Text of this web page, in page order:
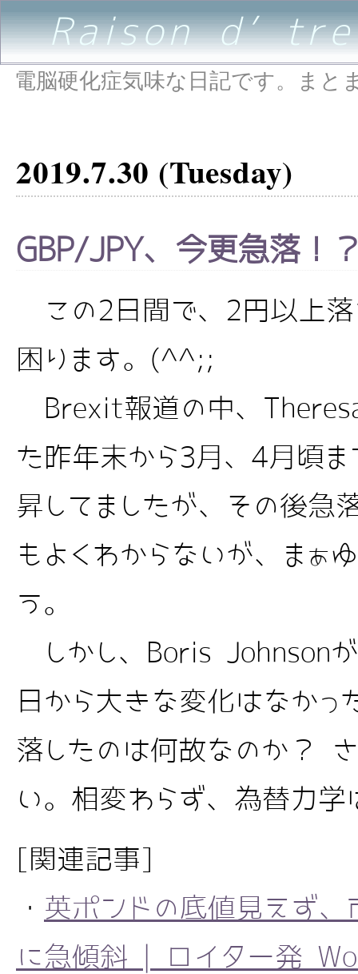
Raison d’être
電脳硬化症気味な日記です。まと
2019.7.30 (Tuesday)
GBP/JPY、今更急落！
この2日間で、2円以上落
困ります。(^^;;
Brexit報道の中、
た昨年末から3月、4月頃
昇してましたが、その後急
もよくわからないが、まぁ
う。
しかし、Boris Johnson
日から大きな変化はなかっ
落したのは何故なのか？
い。相変わらず、為替力学
[関連記事]
・ 英ポンドの底値見えず
に急傾斜 | ロイター発